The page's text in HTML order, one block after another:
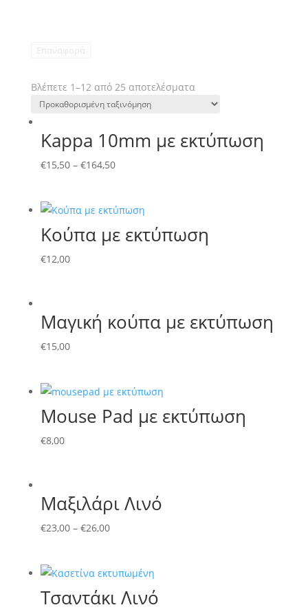
Βλέπετε 1–12 από 25 αποτελέσματα
Kappa 10mm με εκτύπωση
€15,50– €164,50
Κούπα με εκτύπωση
€12,00
Μαγική κούπα με εκτύπωση
€15,00
Μouse Pad με εκτύπωση
€8,00
Μαξιλάρι Λινό
€23,00– €26,00
Τσαντάκι Λινό